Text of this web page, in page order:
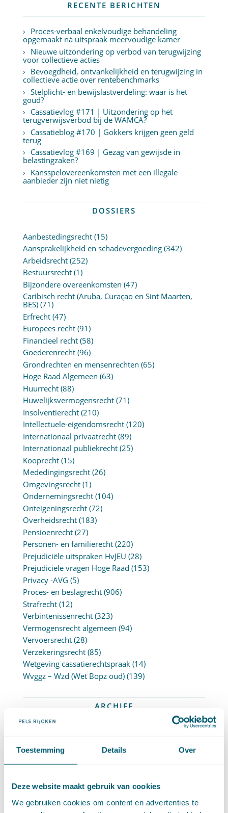
Toestemming Details Over
Deze website maakt gebruik van cookies
We gebruiken cookies om content en advertenties te
RECENTE BERICHTEN
Proces-verbaal enkelvoudige behandeling
opgemaakt ná uitspraak meervoudige kamer
Nieuwe uitzondering op verbod van terugwijzing
voor collectieve acties
Bevoegdheid, ontvankelijkheid en terugwijzing in
collectieve actie over rentebenchmarks
Stelplicht- en bewijslastverdeling: waar is het
goud?
Cassatievlog #171 | Uitzondering op het
terugverwijsverbod bij de WAMCA?
Cassatieblog #170 | Gokkers krijgen geen geld
terug
Cassatievlog #169 | Gezag van gewijsde in
belastingzaken?
Kansspelovereenkomsten met een illegale
aanbieder zijn niet nietig
DOSSIERS
Aanbestedingsrecht(15)
Aansprakelijkheid en schadevergoeding(342)
Arbeidsrecht(252)
Bestuursrecht(1)
Bijzondere overeenkomsten (47)
Caribisch recht (Aruba, Curaçao en Sint Maarten,
BES)(71)
Erfrecht(47)
Europees recht(91)
Financieel recht(58)
Goederenrecht(96)
Grondrechten en mensenrechten (65)
Hoge Raad Algemeen (63)
Huurrecht(88)
Huwelijksvermogensrecht(71)
Insolventierecht(210)
Intellectuele-eigendomsrecht(120)
Internationaal privaatrecht(89)
Internationaal publiekrecht(25)
Kooprecht(15)
Mededingingsrecht(26)
Omgevingsrecht(1)
Ondernemingsrecht(104)
Onteigeningsrecht(72)
Overheidsrecht(183)
Pensioenrecht(27)
Personen- en familierecht(220)
Prejudiciële uitspraken HvJEU (28)
Prejudiciële vragen Hoge Raad (153)
Privacy -AVG (5)
Proces- en beslagrecht(906)
Strafrecht(12)
Verbintenissenrecht(323)
Vermogensrecht algemeen (94)
Vervoersrecht(28)
Verzekeringsrecht(85)
Wetgeving cassatierechtspraak(14)
Wvggz – Wzd (Wet Bopz oud)(139)
ARCHIEF
juli (7)
juni (15)
april (11)
maart (17)